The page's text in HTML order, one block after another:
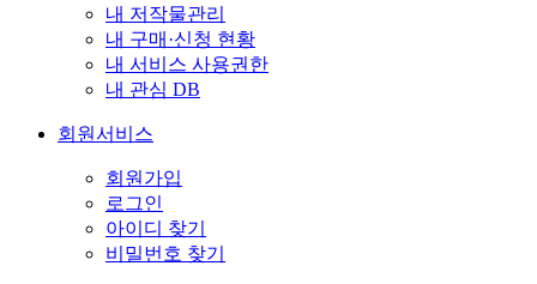
내 저작물관리
내 구매·신청 현황
내 서비스 사용권한
내 관심 DB
회원서비스
회원가입
로그인
아이디 찾기
비밀번호 찾기